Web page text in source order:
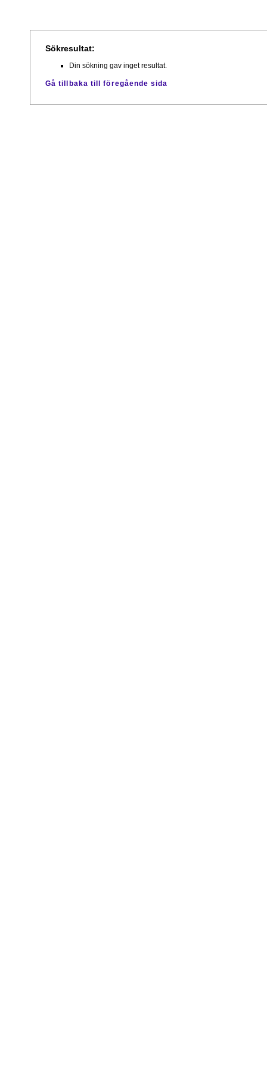
Sökresultat:
Din sökning gav inget resultat.
Gå tillbaka till föregående sida